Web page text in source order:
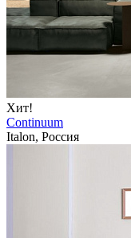
Хит!
Continuum
Italon, Россия